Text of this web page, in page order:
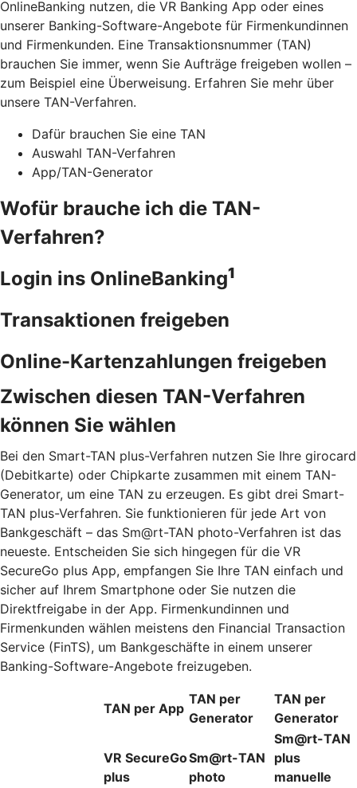
OnlineBanking nutzen, die VR Banking App oder eines
unserer Banking-Software-Angebote für Firmenkundinnen
und Firmenkunden. Eine Transaktionsnummer (TAN)
brauchen Sie immer, wenn Sie Aufträge freigeben wollen –
zum Beispiel eine Überweisung. Erfahren Sie mehr über
unsere TAN-Verfahren.
Dafür brauchen Sie eine TAN
Auswahl TAN-Verfahren
App/TAN-Generator
Wofür brauche ich die TAN-
Verfahren?
Login ins OnlineBanking1
Transaktionen freigeben
Online-Kartenzahlungen freigeben
Zwischen diesen TAN-Verfahren
können Sie wählen
Bei den Smart-TAN plus-Verfahren nutzen Sie Ihre girocard
(Debitkarte) oder Chipkarte zusammen mit einem TAN-
Generator, um eine TAN zu erzeugen. Es gibt drei Smart-
TAN plus-Verfahren. Sie funktionieren für jede Art von
Bankgeschäft – das Sm@rt-TAN photo-Verfahren ist das
neueste. Entscheiden Sie sich hingegen für die VR
SecureGo plus App, empfangen Sie Ihre TAN einfach und
sicher auf Ihrem Smartphone oder Sie nutzen die
Direktfreigabe in der App. Firmenkundinnen und
Firmenkunden wählen meistens den Financial Transaction
Service (FinTS), um Bankgeschäfte in einem unserer
Banking-Software-Angebote freizugeben.
TAN per App
TAN per
Generator
TAN per
Generator
VR SecureGo
plus
Sm@rt-TAN
photo
Sm@rt-TAN
plus
manuelle